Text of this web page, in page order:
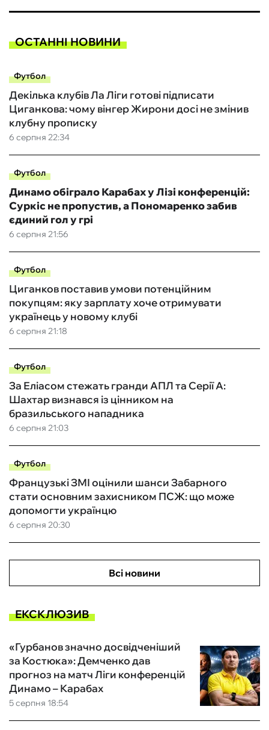
ОСТАННІ НОВИНИ
Футбол
6 серпня 22:34
Декілька клубів Ла Ліги готові підписати
Циганкова: чому вінгер Жирони досі не змінив
клубну прописку
Футбол
6 серпня 21:56
Динамо обіграло Карабах у Лізі конференцій:
Суркіс не пропустив, а Пономаренко забив
єдиний гол у грі
Футбол
6 серпня 21:18
Циганков поставив умови потенційним
покупцям: яку зарплату хоче отримувати
українець у новому клубі
Футбол
6 серпня 21:03
За Еліасом стежать гранди АПЛ та Серії А:
Шахтар визнався із цінником на
бразильського нападника
Футбол
6 серпня 20:30
Французькі ЗМІ оцінили шанси Забарного
стати основним захисником ПСЖ: що може
допомогти українцю
Всі новини
ЕКСКЛЮЗИВ
5 серпня 18:54
«Гурбанов значно досвідченіший
за Костюка»: Демченко дав
прогноз на матч Ліги конференцій
Динамо – Карабах